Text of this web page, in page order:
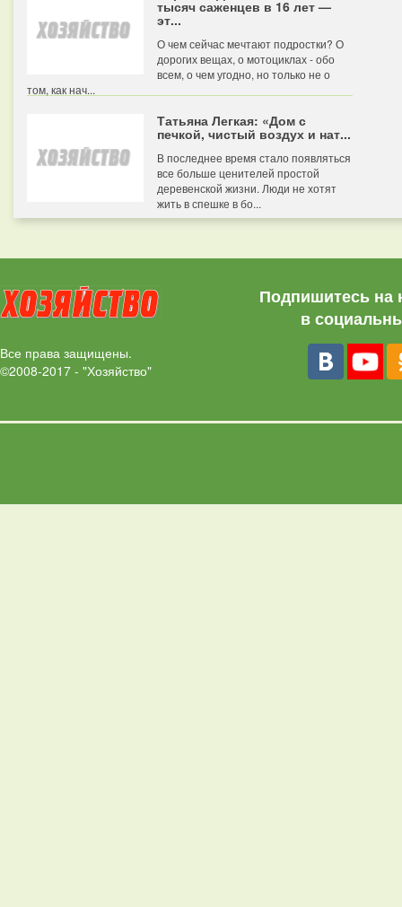
тысяч саженцев в 16 лет —
эт...
О чем сейчас мечтают подростки? О
дорогих вещах, о мотоциклах - обо
всем, о чем угодно, но только не о
том, как нач...
Татьяна Легкая: «Дом с
печкой, чистый воздух и нат...
В последнее время стало появляться
все больше ценителей простой
деревенской жизни. Люди не хотят
жить в спешке в бо...
Все права защищены.
©2008-2017 - "Хозяйство"
Подпишитесь на
в